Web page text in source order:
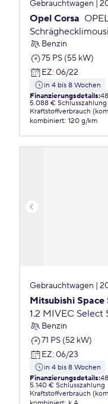
Gebrauchtwagen |
Opel Corsa
Benzin
75 PS (55 kW)
EZ: 06/22
in 4 bis 8 Wochen
Finanzierungsdetails:
5.088 € Schlusszahlung
Kraftstoffverbrauch
kombiniert: 120 g/km
Gebrauchtwagen |
Mitsubishi Space
1.2 MIVEC Select
Benzin
71 PS (52 kW)
EZ: 06/23
in 4 bis 8 Wochen
Finanzierungsdetails:
5.140 € Schlusszahlung
Kraftstoffverbrauch